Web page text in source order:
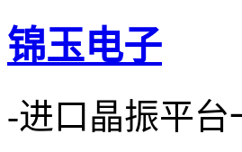
锦玉电子
-进口晶振平